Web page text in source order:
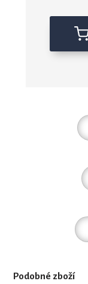
Podobné zboží